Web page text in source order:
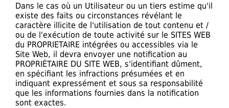
Dans le cas où un Utilisateur ou un tiers estime qu'il
existe des faits ou circonstances révélant le
caractère illicite de l'utilisation de tout contenu et /
ou de l'exécution de toute activité sur le SITES WEB
du PROPRIETAIRE intégrées ou accessibles via le
Site Web, il devra envoyer une notification au
PROPRIÉTAIRE DU SITE WEB, s'identifiant dûment,
en spécifiant les infractions présumées et en
indiquant expressément et sous sa responsabilité
que les informations fournies dans la notification
sont exactes.